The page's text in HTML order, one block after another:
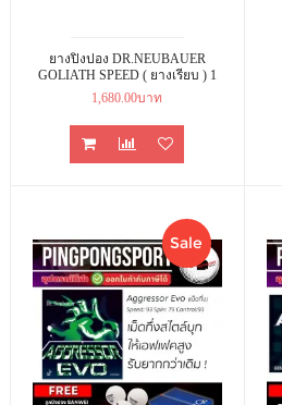
ยางปิงปอง DR.NEUBAUER
GOLIATH SPEED ( ยางเรียบ ) 1
แถม 1
1,680.00บาท
Sale